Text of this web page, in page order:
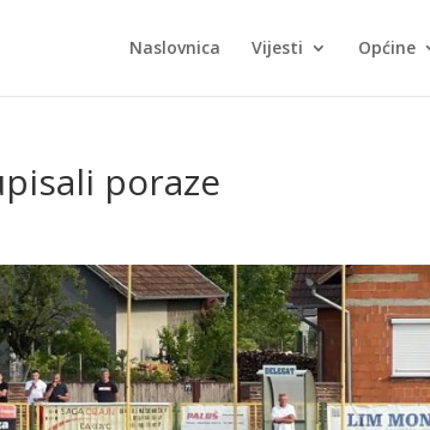
Naslovnica Vijesti Općine
poraze